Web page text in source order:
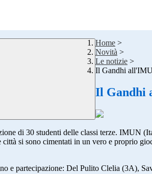
Home >
Novità >
Le notizie >
Il Gandhi
Il Gandhi
di 30 studenti delle classi terze. IMUN
si sono cimentati in un vero e proprio
e partecipazione: Del Pulito Clelia (3A),